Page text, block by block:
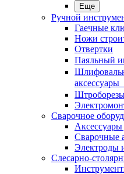
Еще
Ручной
Гаечные
Ножи
Отвертки
Паяльный
аксессуары
Сварочное
Сварочные
Электроды
Слесарно-